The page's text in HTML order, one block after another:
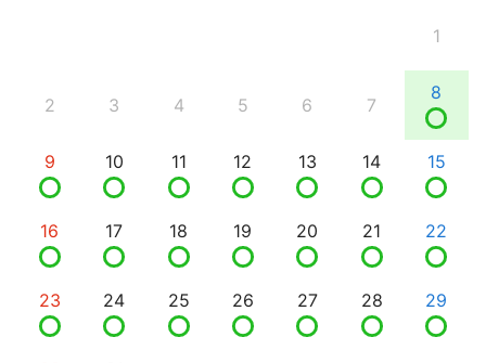
1
2 3 4 5 6 7
8
9 10 11 12 13 14 15
16 17 18 19 20 21 22
23 24 25 26 27 28 29